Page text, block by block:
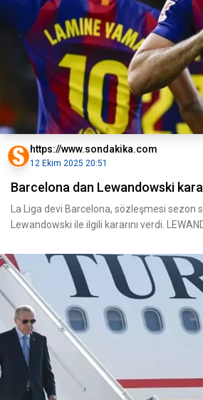
https://www.sondakika.com
12 Ekim 2025 20:51
Barcelona dan Lewandowski
La Liga devi Barcelona, sözleşmesi sezon
Lewandowski ile ilgili kararını verdi.